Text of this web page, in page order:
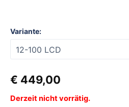
Variante:
€ 449,00
Derzeit nicht vorrätig.